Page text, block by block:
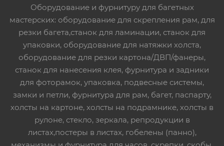
Оборудование и фурнитуру для багетных
мастерских: оборудование для скрепления рам, для
резки багета,станок для ламинации, станок для
упаковки, оборудование для натяжки холста,
оборудование для резки картона/ДВП/фанеры,
станок для нанесения клея, фурнитура и задники
для фоторамок, упаковка, подвесные системы,
замки и петли, фурнитура для рам, багет, паспарту,
холсты на картоне, холсты на подрамнике, холсты в
рулоне, стекло, зеркала, репродукции в
листах,постеры в листах, гобелены (панно),